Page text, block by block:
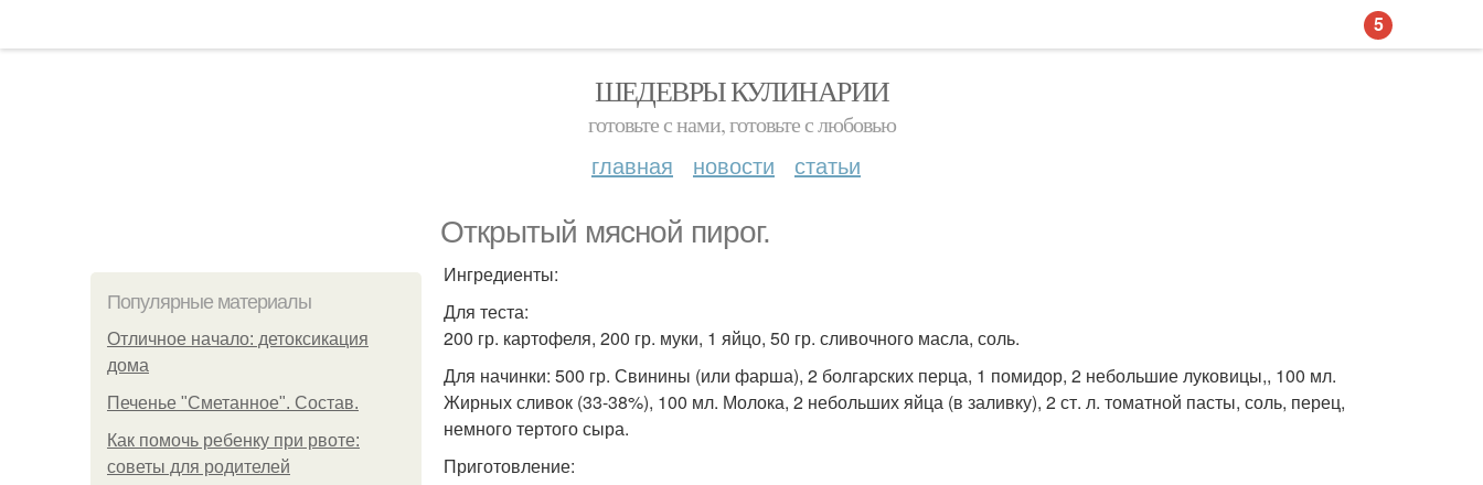
ШЕДЕВРЫ КУЛИНАРИИ
готовьте с нами, готовьте с любовью
главная новости статьи
Открытый мясной пирог.
Популярные материалы
Отличное начало: детоксикация
дома
Печенье "Сметанное". Состав.
Как помочь ребенку при рвоте:
советы для родителей
Ингредиенты:
Для теста:
200 гр. картофеля, 200 гр. муки, 1 яйцо, 50 гр. сливочного масла, соль.
Для начинки: 500 гр. Свинины (или фарша), 2 болгарских перца, 1 помидор, 2 небольшие луковицы,, 100 мл.
Жирных сливок (33-38%), 100 мл. Молока, 2 небольших яйца (в заливку), 2 ст. л. томатной пасты, соль, перец,
немного тертого сыра.
Приготовление:
5